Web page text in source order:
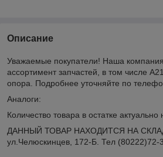
Описание
Уважаемые покупатели! Наша
ассортимент запчастей, в том числе
опора. Подробнее уточняйте по
Аналоги:
Количество товара в остатке
ДАННЫЙ ТОВАР НАХОДИТСЯ НА
ул.Челюскинцев, 172-Б. Тел (80222)72-